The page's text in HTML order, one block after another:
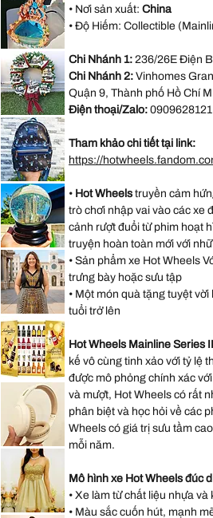
• Nơi sản xuất: China
• Độ Hiếm: Collectible
Chi Nhánh 1: 236/26E Điện
Chi Nhánh 2: Vinhomes
Quận 9, Thành phố Hồ Chí
Điện thoại/Zalo:
Tham khảo chi tiết tại link:
https://
• Hot Wheelstruyền cảm
trò chơi nhập vai vào các xe
cảnh rượt đuổi từ phim hoạt
truyện hoàn toàn mới với
• Sản phẩm xe Hot Wheels
trưng bày hoặc sưu tập
• Một món quà tặng tuyệt
tuổi trở lên
Hot Wheels Mainline Series
kế vô cùng tinh xảo với tỷ lệ
được mô phỏng chính xác
và mượt, Hot Wheels có rất
phân biệt và học hỏi về các
Wheels có giá trị sưu tầm
mỗi năm.
Mô hình xe Hot Wheels đúc
• Xe làm từ chất liệu nhựa
• Màu sắc cuốn hút, mạnh
Sleeveless
Black
Lace
Casual
Dress
Size
VINTAGE
DISNEY
FOUNTAIN
WORK
GREAT
Little
Mermaid
Under
The
Sea
Ariel
Sebastian
*LIMITED*
Light
Up
Thomas
Kinkade
Hamilton
Collection
Christmas
Village
Wreath
*LIMITED
EDITION*
Disney
Loungefly
Exclusive
Lilo
&
Stitch
Hearts
Mini
Backpack
Saks
Fifth
Avenue
New
York
City
Musical
Snow
Globe
Decoration
Gift
Present
Bryant
Sleeveless
Abstract
Dress
size
14
size
*New
Sealed*
Chocolate
Liqueur
Liquor
Bottles
073026
Lenovo
Wireless
Bluetooth
Headphones
with
Headwear
Earmuffs
Speechless